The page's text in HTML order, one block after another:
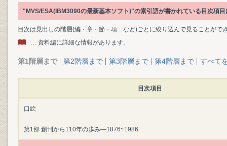
"MVS/ESA(IBM3090の最新基本ソフト)"の索引語が書かれている目次項
目次は見出しの階層(編・章・節・項…など)ごとに絞り込んで見ることがで
… 資料編に詳細な情報があります。
第1階層まで 第2階層まで 第3階層まで 第4階層まで すべて
目次項目
口絵
第1部 創刊から110年の歩み―1876~1986